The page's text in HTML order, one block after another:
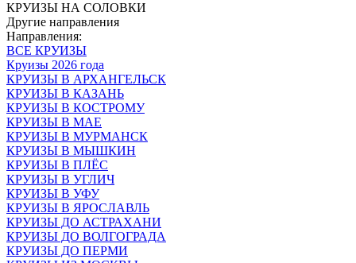
КРУИЗЫ НА СОЛОВКИ
Другие направления
Направления:
ВСЕ КРУИЗЫ
Круизы 2026 года
КРУИЗЫ В АРХАНГЕЛЬСК
КРУИЗЫ В КАЗАНЬ
КРУИЗЫ В КОСТРОМУ
КРУИЗЫ В МАЕ
КРУИЗЫ В МУРМАНСК
КРУИЗЫ В МЫШКИН
КРУИЗЫ В ПЛЁС
КРУИЗЫ В УГЛИЧ
КРУИЗЫ В УФУ
КРУИЗЫ В ЯРОСЛАВЛЬ
КРУИЗЫ ДО АСТРАХАНИ
КРУИЗЫ ДО ВОЛГОГРАДА
КРУИЗЫ ДО ПЕРМИ